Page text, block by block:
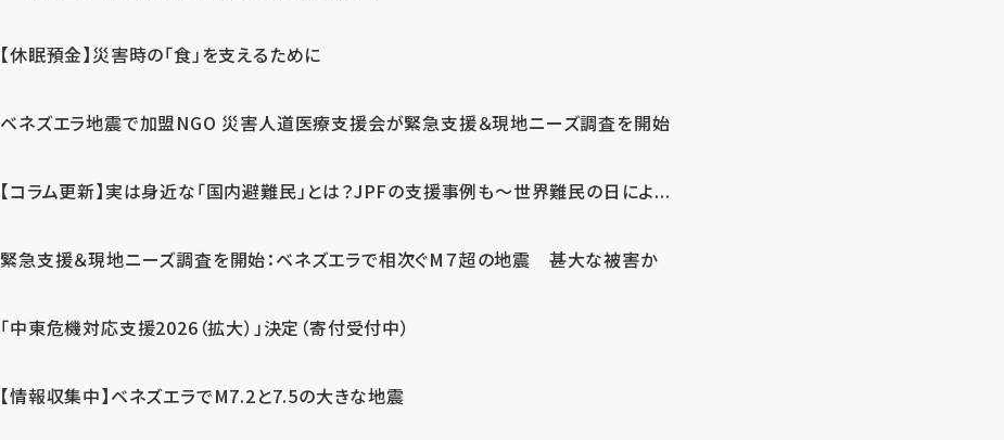
【休眠預金】災害時の「食」を支えるために
ベネズエラ地震で加盟NGO 災害人道医療支援会が緊急支援＆現地ニーズ調査を開始
【コラム更新】実は身近な「国内避難民」とは？JPFの支援事例も～世界難民の日によ...
緊急支援＆現地ニーズ調査を開始：ベネズエラで相次ぐM７超の地震 甚大な被害か
「中東危機対応支援2026（拡大）」決定（寄付受付中）
【情報収集中】ベネズエラでM7.2と7.5の大きな地震